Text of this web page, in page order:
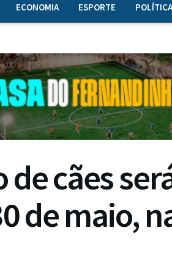
ECONOMIA ESPORTE POLÍTICA
de cães
de maio,